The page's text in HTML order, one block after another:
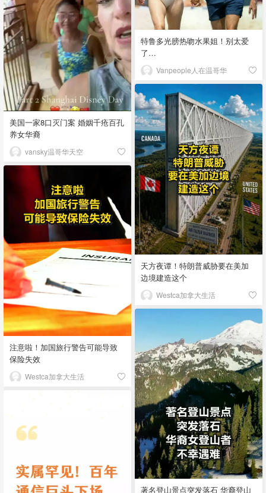
特鲁多光膀热吻水果姐！别太爱
了…
Vanpeople人在温哥华
美国一家8口灭门案 婚姻千疮百孔
养女华裔
vansky温哥华天空
天方夜谭！特朗普威胁要在美加
边境建造这个
Westca加拿大生活
注意啦！加国旅行警告可能导致
保险失效
Westca加拿大生活
著名登山景点突发落石 华裔登山